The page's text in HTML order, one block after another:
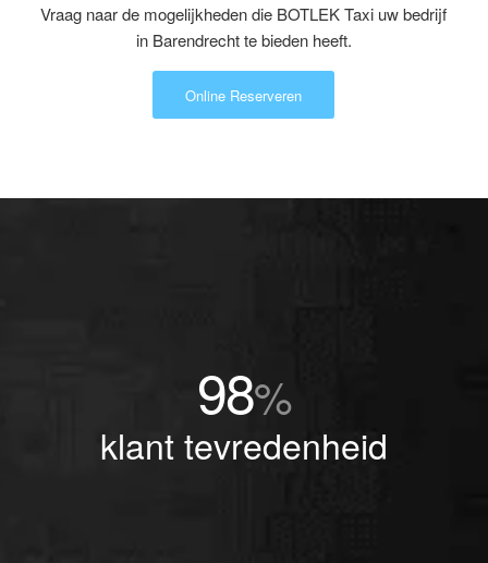
Vraag naar de mogelijkheden die BOTLEK Taxi uw bedrijf
in Barendrecht te bieden heeft.
Online Reserveren
98%
klant tevredenheid